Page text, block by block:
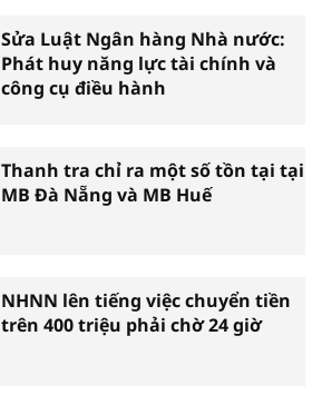
Sửa Luật Ngân hàng Nhà nước:
Phát huy năng lực tài chính và
công cụ điều hành
Thanh tra chỉ ra một số tồn tại tại
MB Đà Nẵng và MB Huế
NHNN lên tiếng việc chuyển tiền
trên 400 triệu phải chờ 24 giờ